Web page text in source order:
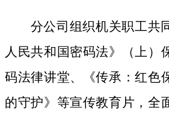
分公司组织机关职工共
人民共和国密码法》
（上
码法律讲堂、
《传承：红色
的守护》等宣传教育片， 全